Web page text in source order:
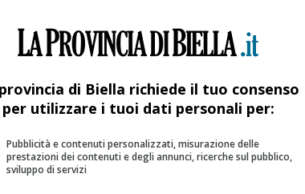
cava
di Biella richiede il tuo consenso
per utilizzare i tuoi dati personali per:
Pubblicità e contenuti personalizzati, misurazione delle
prestazioni dei contenuti e degli annunci, ricerche sul pubblico,
sviluppo di servizi